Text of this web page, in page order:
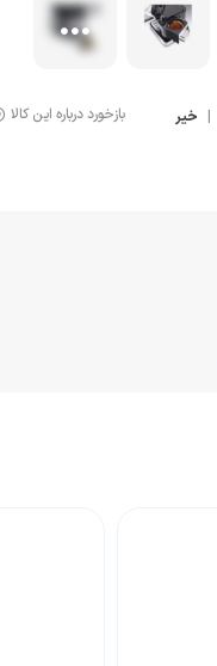
| خیر بازخورد درباره این کالا